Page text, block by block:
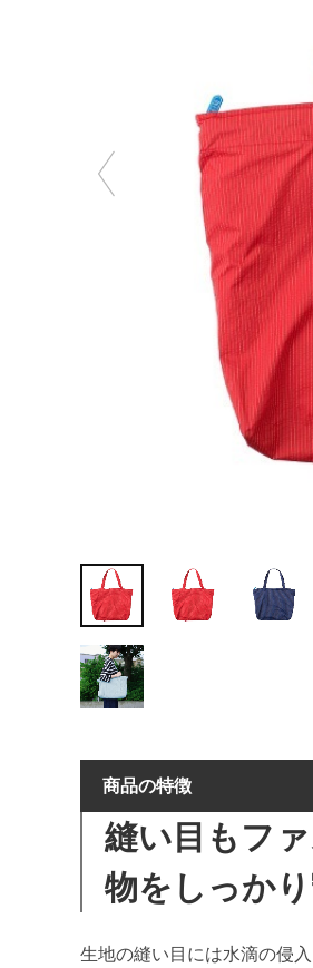
商品の特徴
縫い目もフ
物をしっか
生地の縫い目には水滴の侵